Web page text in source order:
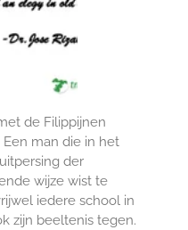
de Filippijnen
man die in het
der
wijze wist te
iedere school in
zijn beeltenis tegen.